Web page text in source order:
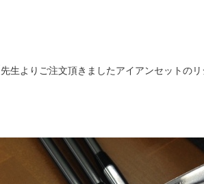
先生よりご注文頂きましたアイアンセットの